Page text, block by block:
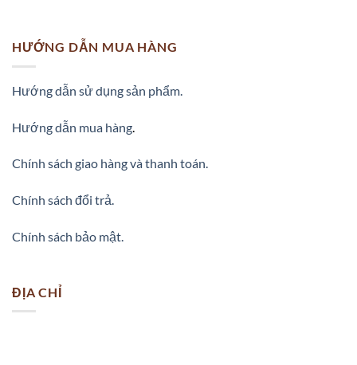
HƯỚNG DẪN MUA HÀNG
Hướng dẫn sử dụng sản phẩm.
Hướng dẫn mua hàng
Chính sách giao hàng và thanh toán.
Chính sách đổi trả.
Chính sách bảo mật.
ĐỊA CHỈ